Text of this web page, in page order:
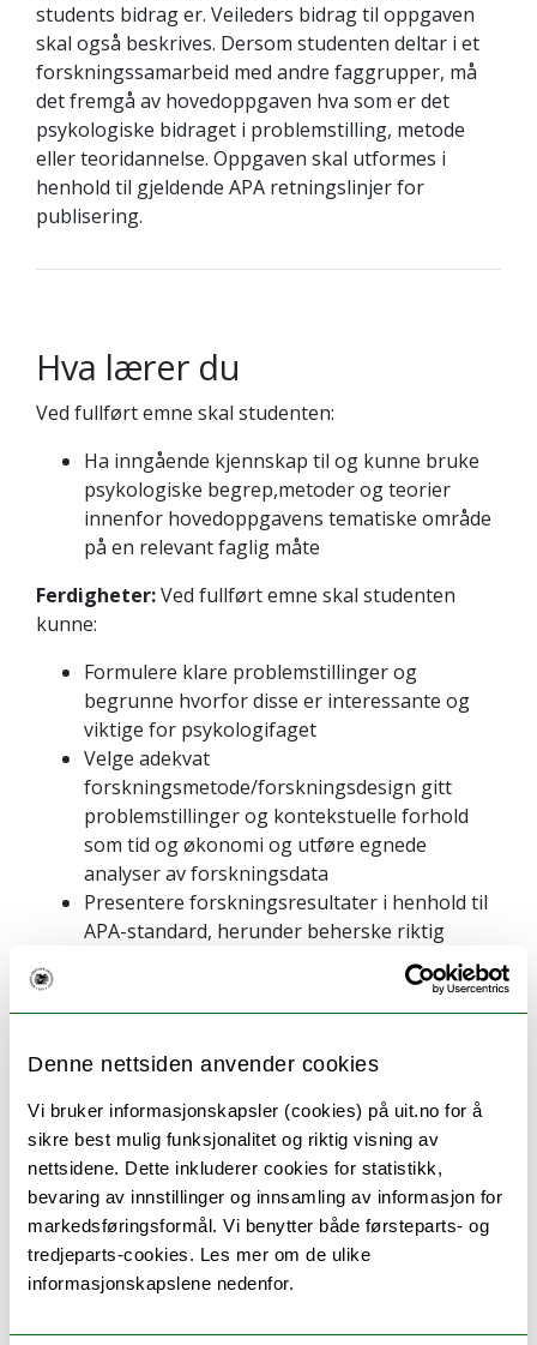
Denne nettsiden anvender cookies
Vi bruker informasjonskapsler (cookies) på uit.no for å
sikre best mulig funksjonalitet og riktig visning av
nettsidene. Dette inkluderer cookies for statistikk,
bevaring av innstillinger og innsamling av informasjon for
markedsføringsformål. Vi benytter både førsteparts- og
tredjeparts-cookies. Les mer om de ulike
informasjonskapslene nedenfor.
students bidrag er. Veileders bidrag til oppgaven
skal også beskrives. Dersom studenten deltar i et
forskningssamarbeid med andre faggrupper, må
det fremgå av hovedoppgaven hva som er det
psykologiske bidraget i problemstilling, metode
eller teoridannelse. Oppgaven skal utformes i
henhold til gjeldende APA retningslinjer for
publisering.
Hva lærer du
Ved fullført emne skal studenten:
Ha inngående kjennskap til og kunne bruke
psykologiske begrep,metoder og teorier
innenfor hovedoppgavens tematiske område
på en relevant faglig måte
Ferdigheter:Ved fullført emne skal studenten
kunne:
Formulere klare problemstillinger og
begrunne hvorfor disse er interessante og
viktige for psykologifaget
Velge adekvat
forskningsmetode/forskningsdesign gitt
problemstillinger og kontekstuelle forhold
som tid og økonomi og utføre egnede
analyser av forskningsdata
Presentere forskningsresultater i henhold til
APA-standard, herunder beherske riktig
Generell kompetanse: Ved fullført emne skal
kilder, og sitering
Drøfte betydningen av egne resultater for
teori og praksis
Være i stand til å sette seg inn i nye
problemstillinger, vurdere og tilegne seg ny
fagkunnskap og bruke denne kunnskapen i
selvstendige analyser av aktuelle